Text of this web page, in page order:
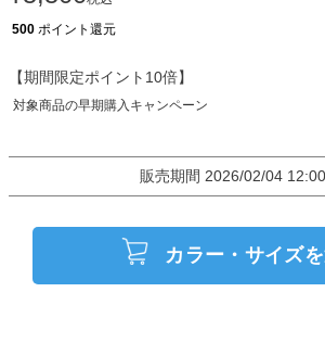
500 ポイント還元
【期間限定ポイント10倍】
販売期間 2026/02/04 12:00
カラー・サイズ